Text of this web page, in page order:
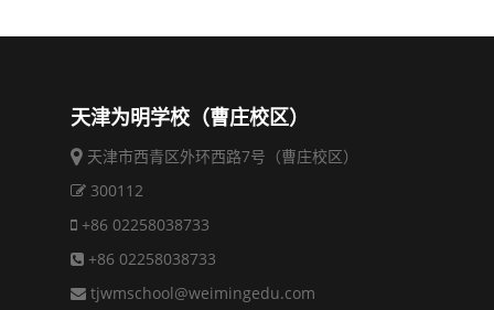
天津为明学校（曹庄校区）
天津市西青区外环西路7号（曹庄校区）
300112
+86 02258038733
+86 02258038733
tjwmschool@weimingedu.com